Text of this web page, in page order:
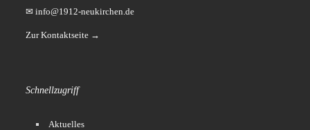
✉ info@1912-neukirchen.de
Zur Kontaktseite →
Schnellzugriff
Aktuelles